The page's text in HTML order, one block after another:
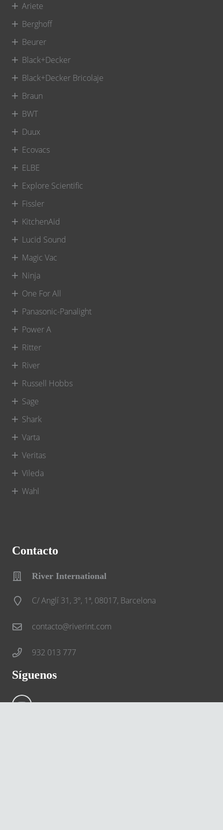
Ariete
Berghoff
Beurer
Black+Decker
Black+Decker Bricolaje
Braun
BWT
Duux
Ecovacs
ELBE
Explore Scientific
Fissler
KitchenAid
Lucid Sound
Magic Vac
Ninja
One For All
Panasonic-Panalight
Power A
Ritter
River
Russell Hobbs
Sage
Shark
Varta
Veritas
Vileda
Wahl
Contacto
River International
C/ Anglí 31, 3º, 1ª, 08017, Barcelona
contacto@riverint.com
932 013 777
Síguenos